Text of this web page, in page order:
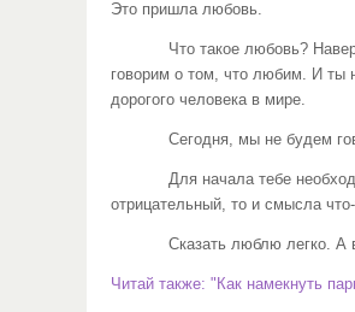
Это пришла любовь.
Что такое любовь? Наверное,
говорим о том, что любим. И ты
дорогого человека в мире.
Сегодня, мы не будем
Для начала тебе необходимо
отрицательный, то и смысла
Сказать люблю легко. А вот
Читай также: "Как намекнуть